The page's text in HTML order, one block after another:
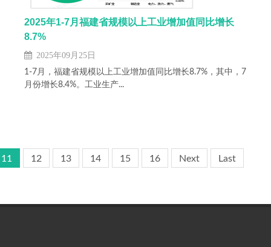
2025年1-7月福建省规模以上工业增加值同比增长
8.7%
2025年09月25日
1-7月，福建省规模以上工业增加值同比增长8.7%，其中，7
月份增长8.4%。工业生产...
11 12 13 14 15 16 Next Last